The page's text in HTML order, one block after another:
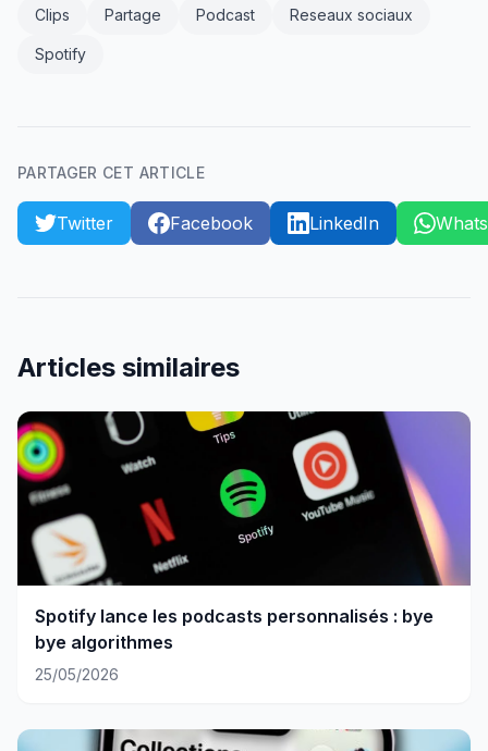
Clips Partage Podcast Reseaux sociaux
Spotify
PARTAGER CET ARTICLE
Twitter Facebook LinkedIn
Articles similaires
Spotify lance les podcasts personnalisés : bye
bye algorithmes
25/05/2026